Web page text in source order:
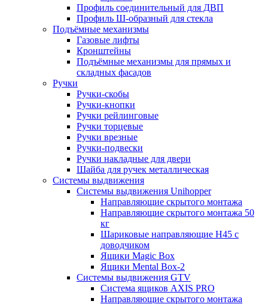
Профиль соединительный для ДВП
Профиль Ш-образный для стекла
Подъёмные механизмы
Газовые лифты
Кронштейны
Подъёмные механизмы для прямых и
складных фасадов
Ручки
Ручки-скобы
Ручки-кнопки
Ручки рейлинговые
Ручки торцевые
Ручки врезные
Ручки-подвески
Ручки накладные для двери
Шайба для ручек металлическая
Системы выдвижения
Системы выдвижения Unihopper
Направляющие скрытого монтажа
Направляющие скрытого монтажа 50
кг
Шариковые направляющие H45 с
доводчиком
Ящики Magic Box
Ящики Mental Box-2
Системы выдвижения GTV
Система ящиков AXIS PRO
Направляющие скрытого монтажа